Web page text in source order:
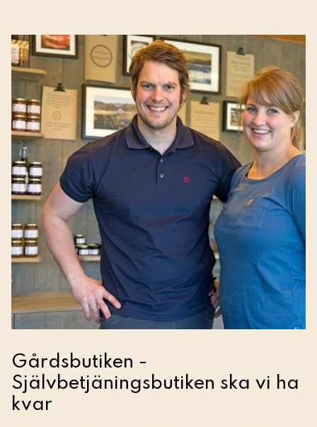
Gårdsbutiken -
Självbetjäningsbutiken ska vi ha
kvar